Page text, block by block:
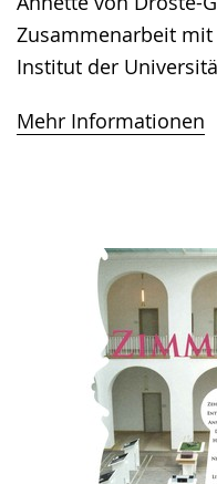
Zusammenarbeit
Institut der
Mehr Informationen